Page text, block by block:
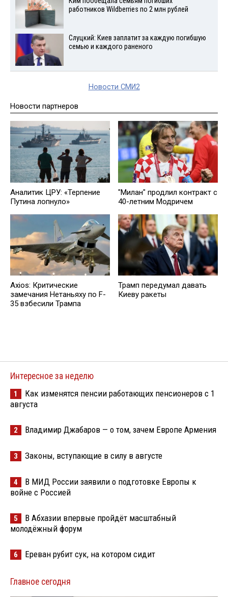
работников Wildberries по 2 млн рублей
Слуцкий: Киев заплатит за каждую погибшую
семью и каждого раненого
Новости СМИ2
Новости партнеров
Аналитик ЦРУ: «Терпение
Путина лопнуло»
"Милан" продлил контракт с
40-летним Модричем
Axios: Критические
замечания Нетаньяху по F-
35 взбесили Трампа
Трамп передумал давать
Киеву ракеты
Интересное за неделю
1
Как изменятся пенсии работающих пенсионеров с 1
августа
2 Владимир Джабаров — о том, зачем Европе Армения
3 Законы, вступающие в силу в августе
4
В МИД России заявили о подготовке Европы к
войне с Россией
5
В Абхазии впервые пройдёт масштабный
молодёжный форум
6 Ереван рубит сук, на котором сидит
Главное сегодня